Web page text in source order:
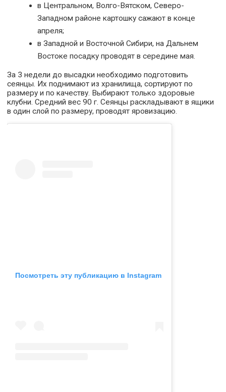
в Центральном, Волго-Вятском, Северо-
Западном районе картошку сажают в конце
апреля;
в Западной и Восточной Сибири, на Дальнем
Востоке посадку проводят в середине мая.
За 3 недели до высадки необходимо подготовить
сеянцы. Их поднимают из хранилища, сортируют по
размеру и по качеству. Выбирают только здоровые
клубни. Средний вес 90 г. Сеянцы раскладывают в ящики
в один слой по размеру, проводят яровизацию.
Посмотреть эту публикацию в Instagram